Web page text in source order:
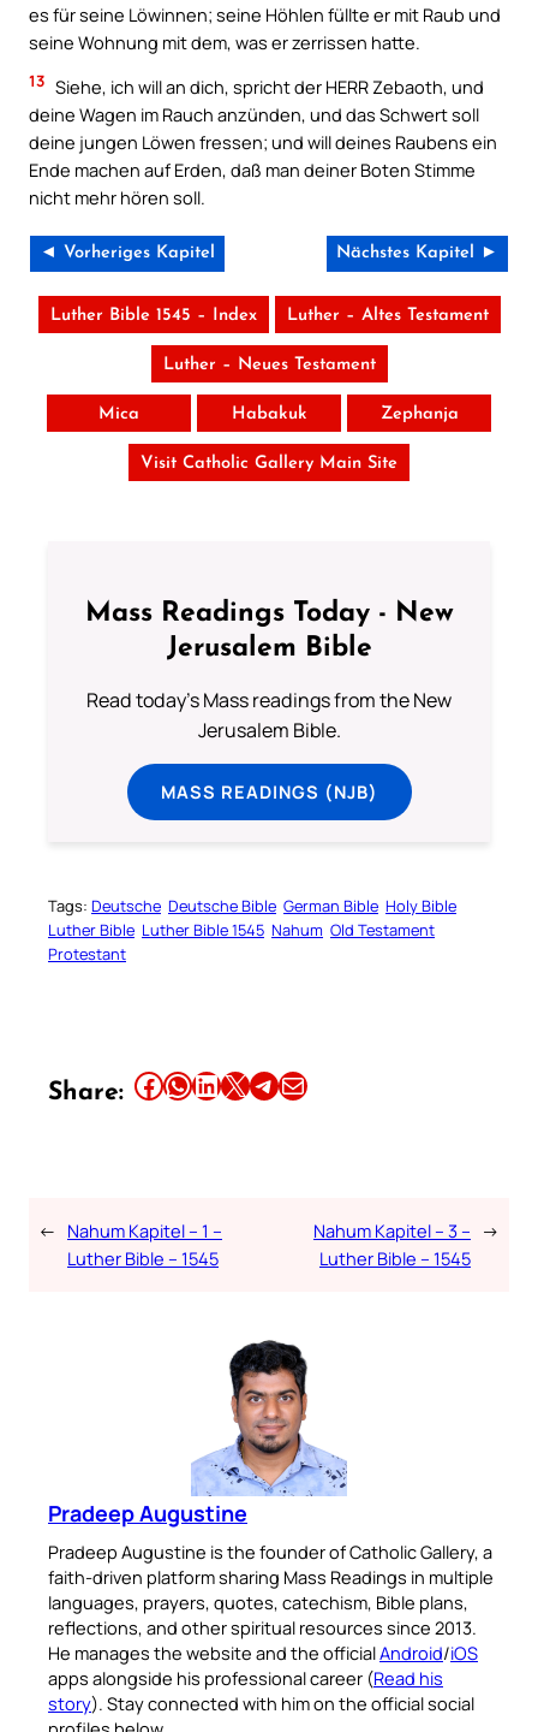
es für seine Löwinnen; seine Höhlen füllte er mit Raub und
seine Wohnung mit dem, was er zerrissen hatte.
13 Siehe, ich will an dich, spricht der HERR Zebaoth, und
deine Wagen im Rauch anzünden, und das Schwert soll
deine jungen Löwen fressen; und will deines Raubens ein
Ende machen auf Erden, daß man deiner Boten Stimme
nicht mehr hören soll.
◄ Vorheriges Kapitel Nächstes Kapitel ►
Luther Bible 1545 – Index Luther – Altes Testament
Luther – Neues Testament
Mica Habakuk Zephanja
Visit Catholic Gallery Main Site
Mass Readings Today - New
Jerusalem Bible
Read today's Mass readings from the New
Jerusalem Bible.
MASS READINGS (NJB)
Tags: Deutsche Deutsche Bible German Bible Holy Bible
Luther Bible Luther Bible 1545 Nahum Old Testament
Protestant
Share: Share this article on Facebook Share this article on WhatsApp Share this article on LinkedIn Share this article on X Share this article on TelegramEmail this Article
← Nahum Kapitel – 1 –
Luther Bible – 1545
Nahum Kapitel – 3 –
Luther Bible – 1545
→
Pradeep Augustine
Pradeep Augustine is the founder of Catholic Gallery, a
faith-driven platform sharing Mass Readings in multiple
languages, prayers, quotes, catechism, Bible plans,
reflections, and other spiritual resources since 2013.
He manages the website and the officialAndroid/iOS
apps alongside his professional career (Read his
story). Stay connected with him on the official social